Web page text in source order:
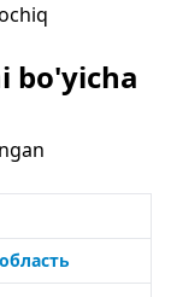
bo'yicha